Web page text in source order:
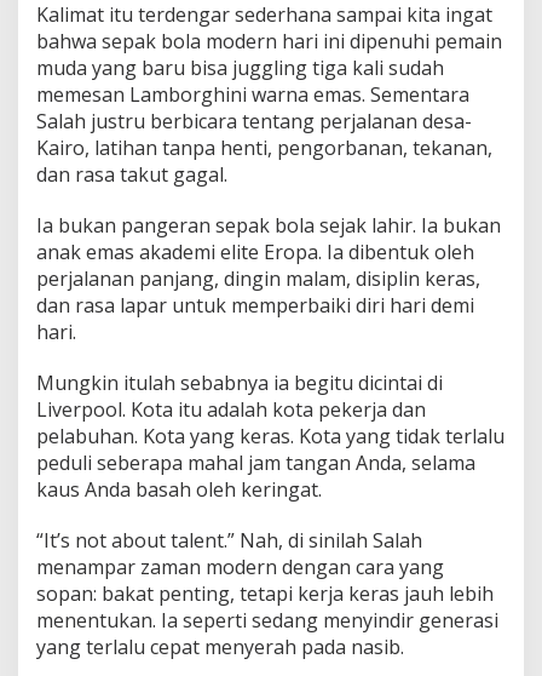
Kalimat itu terdengar sederhana sampai kita ingat
bahwa sepak bola modern hari ini dipenuhi pemain
muda yang baru bisa juggling tiga kali sudah
memesan Lamborghini warna emas. Sementara
Salah justru berbicara tentang perjalanan desa-
Kairo, latihan tanpa henti, pengorbanan, tekanan,
dan rasa takut gagal.
Ia bukan pangeran sepak bola sejak lahir. Ia bukan
anak emas akademi elite Eropa. Ia dibentuk oleh
perjalanan panjang, dingin malam, disiplin keras,
dan rasa lapar untuk memperbaiki diri hari demi
hari.
Mungkin itulah sebabnya ia begitu dicintai di
Liverpool. Kota itu adalah kota pekerja dan
pelabuhan. Kota yang keras. Kota yang tidak terlalu
peduli seberapa mahal jam tangan Anda, selama
kaus Anda basah oleh keringat.
“It’s not about talent.” Nah, di sinilah Salah
menampar zaman modern dengan cara yang
sopan: bakat penting, tetapi kerja keras jauh lebih
menentukan. Ia seperti sedang menyindir generasi
yang terlalu cepat menyerah pada nasib.